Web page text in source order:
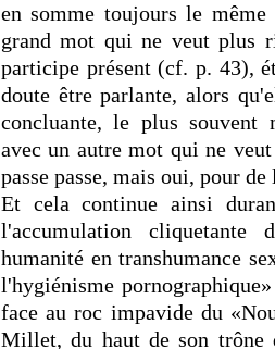
en somme toujours le
grand mot qui ne veut plus
participe présent (cf. p. 43),
doute être parlante, alors
concluante, le plus souvent
avec un autre mot qui ne
passe passe, mais oui, pour de
Et cela continue ainsi
l'accumulation cliquetante
humanité en transhumance
l'hygiénisme
face au roc impavide du
Millet, du haut de son trône